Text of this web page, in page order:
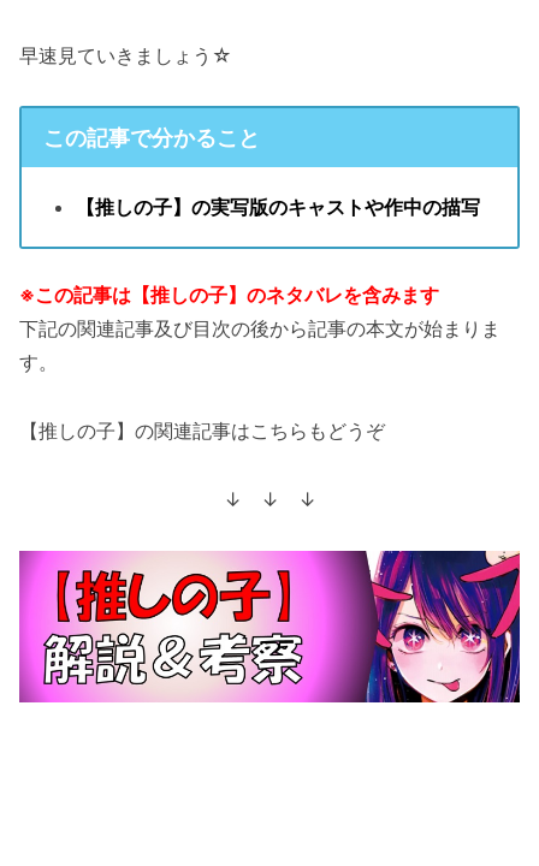
早速見ていきましょう☆
この記事で分かること
【推しの子】の実写版のキャストや作中の描写
※この記事は【推しの子】のネタバレを含みます
下記の関連記事及び目次の後から記事の本文が始まりま
す。
【推しの子】の関連記事はこちらもどうぞ
↓ ↓ ↓